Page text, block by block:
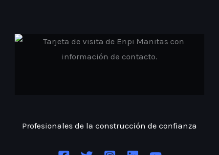
Profesionales de la construcción de confianza